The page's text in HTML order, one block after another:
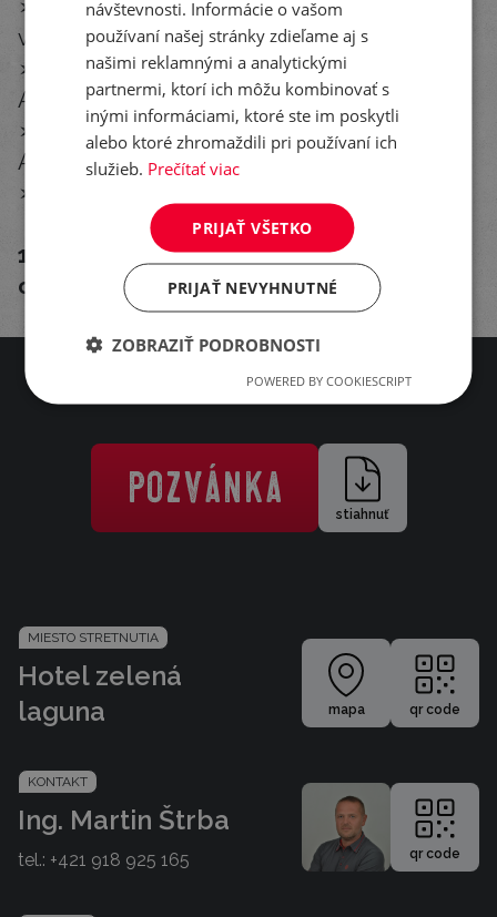
➢ Zrnové hybridy LG, šľachtenie Danubia
v praxi
➢ Novinky v šľachtení ozimín: LG Aikido, LG
Abrazo, LG Zorica, Livada
➢ Silážne hybridy LGAN, pomocný nástroj
Agrility
➢ Ponuka slnečníc
12:45 Ukončenie seminára a spoločný
obed
pozvánka
stiahnuť
MIESTO STRETNUTIA
Hotel zelená
laguna
mapa qr code
KONTAKT
Ing. Martin Štrba
tel.: +421 918 925 165 qr code
návštevnosti. Informácie o vašom
používaní našej stránky zdieľame aj s
našimi reklamnými a analytickými
partnermi, ktorí ich môžu kombinovať s
inými informáciami, ktoré ste im poskytli
alebo ktoré zhromaždili pri používaní ich
služieb. Prečítať viac
PRIJAŤ VŠETKO
PRIJAŤ NEVYHNUTNÉ
ZOBRAZIŤ PODROBNOSTI
POWERED BY COOKIESCRIPT